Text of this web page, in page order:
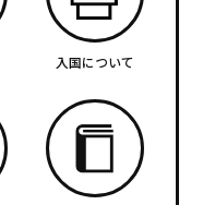
入国について